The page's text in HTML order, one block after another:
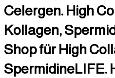
Celergen. High
Kollagen,
Shop für High
SpermidineLIFE.